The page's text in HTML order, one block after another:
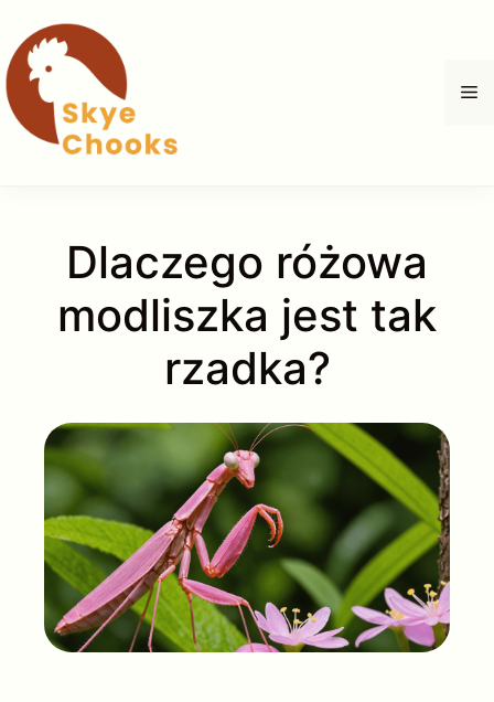
do
treści
Dlaczego różowa
modliszka jest tak
rzadka?